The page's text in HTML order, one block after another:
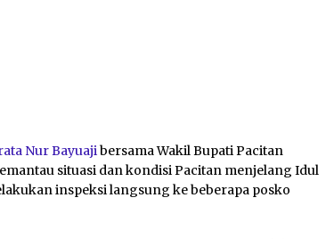
Nur Bayuajibersama Wakil Bupati Pacitan
situasi dan kondisi Pacitan menjelang Idul
inspeksi langsung ke beberapa posko